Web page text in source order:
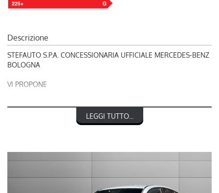
Descrizione
STEFAUTO S.P.A. CONCESSIONARIA UFFICIALE MERCEDES-BENZ
BOLOGNA
VI PROPONE
MERCEDES-BENZ CLASSE GLC 220 d 4Matic Mild hybrid Coupé
nel prezzo è escluso il passaggio di proprietà
LEGGI TUTTO...